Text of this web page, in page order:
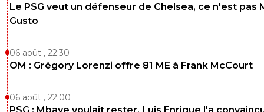
Le PSG veut un défenseur de Chelsea, ce n'est pas
Gusto
06 août , 22:30
OM : Grégory Lorenzi offre 81 ME à Frank McCourt
06 août , 22:00
PSG : Mbaye voulait rester, Luis Enrique l'a